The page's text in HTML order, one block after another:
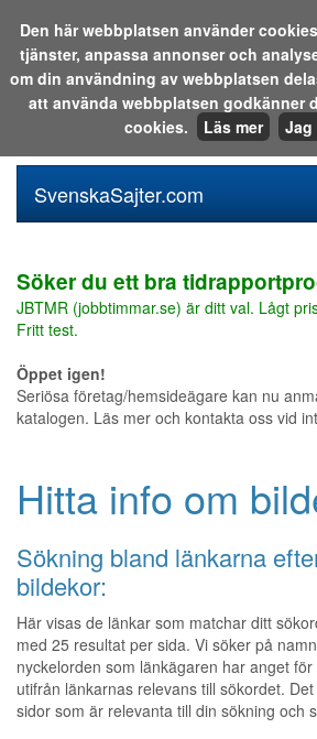
Sök i katalogen eller på webben:
SvenskaSajter.com
Söker du ett bra
JBTMR (jobbtimmar.se) är ditt val. Lågt
Fritt test.
Öppet igen!
Seriösa företag/hemsideägare kan nu
katalogen. Läs mer och kontakta oss vid
Hitta info om
Sökning bland länkarna
bildekor:
Här visas de länkar som matchar ditt
med 25 resultat per sida. Vi söker på
nyckelorden som länkägaren har anget
utifrån länkarnas relevans till sökordet.
sidor som är relevanta till din sökning och
Den här webbplatsen använder
tjänster, anpassa annonser och
om din användning av webbplatsen
att använda webbplatsen godkänner
cookies.
Läs mer Jag